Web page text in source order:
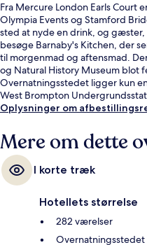
Fra Mercure London Earls Court
Olympia Events og Stamford
sted at nyde en drink, og gæster,
besøge Barnaby's Kitchen, der
til morgenmad og aftensmad.
og Natural History Museum blot
Overnatningsstedet ligger kun
West Brompton
Court Station ligger 8 minutter
Oplysninger om
Mere om dette
I korte træk
Hotellets størrelse
282 værelser
Overnatningsstedet